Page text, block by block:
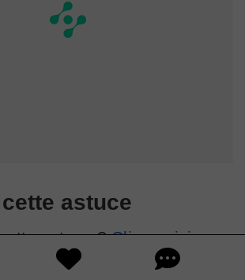
astuce
astuce ?Cliquez icipour
Pinterest ou
cliquez ici